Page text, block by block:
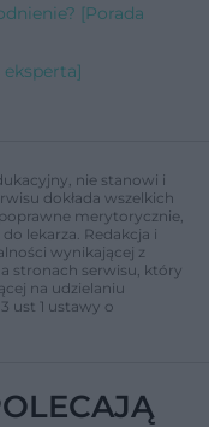
[Porada
nie stanowi i
dokłada wszelkich
merytorycznie,
lekarza. Redakcja i
wynikającej z
stronach serwisu, który
na udzielaniu
ust 1 ustawy o